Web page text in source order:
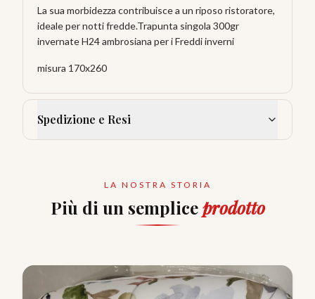
La sua morbidezza contribuisce a un riposo ristoratore,
ideale per notti fredde.Trapunta singola 300gr
invernate H24 ambrosiana per i Freddi inverni
misura 170x260
Spedizione e Resi
LA NOSTRA STORIA
Più di un sempliceprodotto